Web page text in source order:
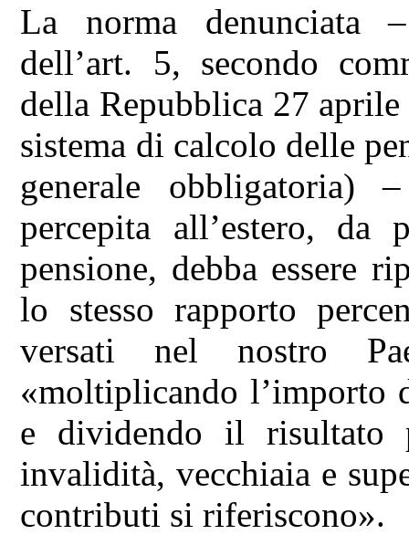
La norma denunciata
dell’art. 5, secondo
della Repubblica 27
sistema di calcolo delle
generale obbligatoria)
percepita all’estero,
pensione, debba essere
lo stesso rapporto
versati nel nostro
«moltiplicando l’importo
e dividendo il risultato
invalidità, vecchiaia e
contributi si riferiscono».